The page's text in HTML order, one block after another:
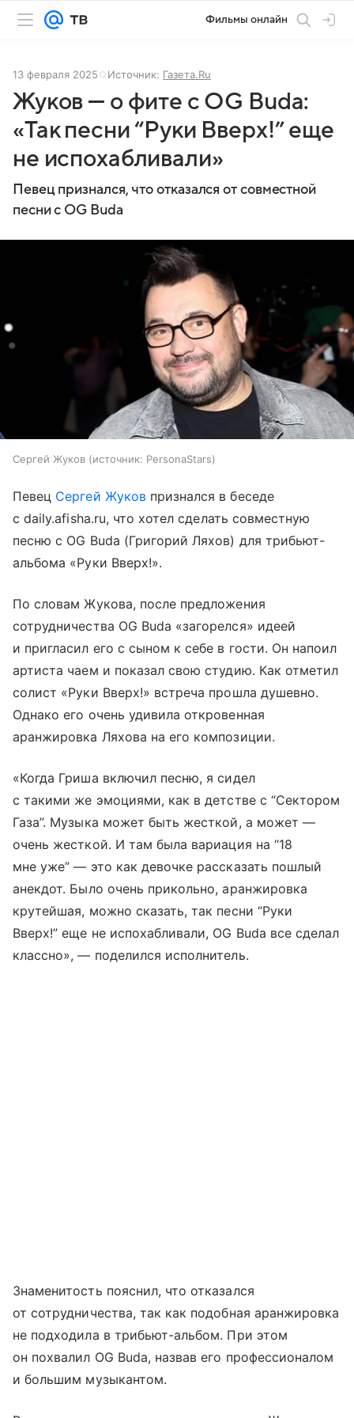
Фильмы онлайн
13 февраля 2025 Источник: Газета.Ru
Жуков — о фите с OG Buda:
«Так песни “Руки Вверх!” еще
не испохабливали»
Певец признался, что отказался от совместной
песни с OG Buda
Сергей Жуков источник: PersonaStars
Певец Сергей Жуковпризнался в беседе
с daily.afisha.ru, что хотел сделать совместную
песню с OG Buda (Григорий Ляхов) для трибьют-
альбома «Руки Вверх!».
По словам Жукова, после предложения
сотрудничества OG Buda «загорелся» идеей
и пригласил его с сыном к себе в гости. Он напоил
артиста чаем и показал свою студию. Как отметил
солист «Руки Вверх!» встреча прошла душевно.
Однако его очень удивила откровенная
аранжировка Ляхова на его композиции.
«Когда Гриша включил песню, я сидел
с такими же эмоциями, как в детстве с “Сектором
Газа”. Музыка может быть жесткой, а может —
очень жесткой. И там была вариация на “18
мне уже” — это как девочке рассказать пошлый
анекдот. Было очень прикольно, аранжировка
крутейшая, можно сказать, так песни “Руки
Вверх!” еще не испохабливали, OG Buda все сделал
классно», — поделился исполнитель.
Знаменитость пояснил, что отказался
от сотрудничества, так как подобная аранжировка
не подходила в трибьют-альбом. При этом
он похвалил OG Buda, назвав его профессионалом
и большим музыкантом.